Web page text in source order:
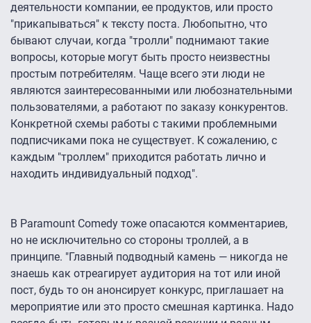
деятельности компании, ее продуктов, или просто
"прикапываться" к тексту поста. Любопытно, что
бывают случаи, когда "тролли" поднимают такие
вопросы, которые могут быть просто неизвестны
простым потребителям. Чаще всего эти люди не
являются заинтересованными или любознательными
пользователями, а работают по заказу конкурентов.
Конкретной схемы работы с такими проблемными
подписчиками пока не существует. К сожалению, с
каждым "троллем" приходится работать лично и
находить индивидуальный подход".
В Paramount Comedy тоже опасаются комментариев,
но не исключительно со стороны троллей, а в
принципе. "Главный подводный камень — никогда не
знаешь как отреагирует аудитория на тот или иной
пост, будь то он анонсирует конкурс, приглашает на
мероприятие или это просто смешная картинка. Надо